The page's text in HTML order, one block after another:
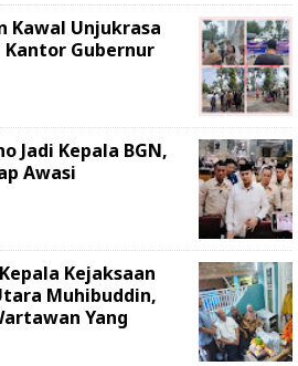
Kawal Unjukrasa
Kantor Gubernur
Jadi Kepala BGN,
Awasi
Kejaksaan
Muhibuddin,
Yang